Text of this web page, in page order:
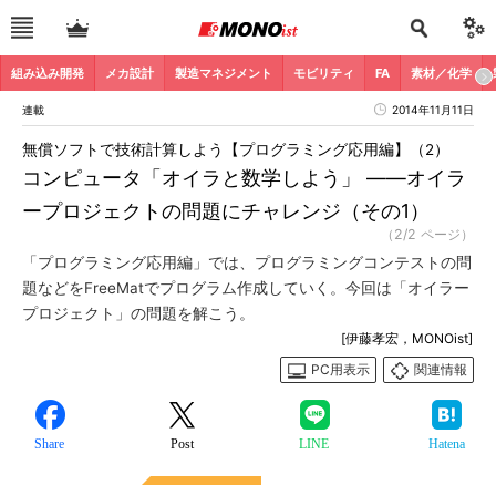
組み込み開発 メカ設計 製造マネジメント モビリティ FA 素材／化学
連載 2014年11月11日
コンピュータ「オイラと数学しよう」 ――オイラ
ープロジェクトの問題にチャレンジ（その1）
無償ソフトで技術計算しよう【プログラミング応用編】（2）
（2/2 ページ）
「プログラミング応用編」では、プログラミングコンテストの問
題などをFreeMatでプログラム作成していく。今回は「オイラー
プロジェクト」の問題を解こう。
[伊藤孝宏，MONOist]
PC用表示
関連情報
Share Post LINE Hatena